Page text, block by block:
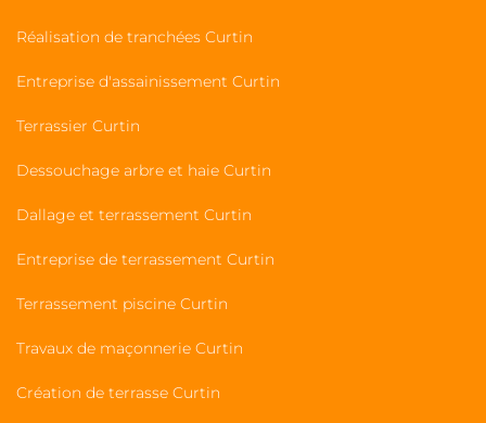
Réalisation de tranchées Curtin
Entreprise d'assainissement Curtin
Terrassier Curtin
Dessouchage arbre et haie Curtin
Dallage et terrassement Curtin
Entreprise de terrassement Curtin
Terrassement piscine Curtin
Travaux de maçonnerie Curtin
Création de terrasse Curtin